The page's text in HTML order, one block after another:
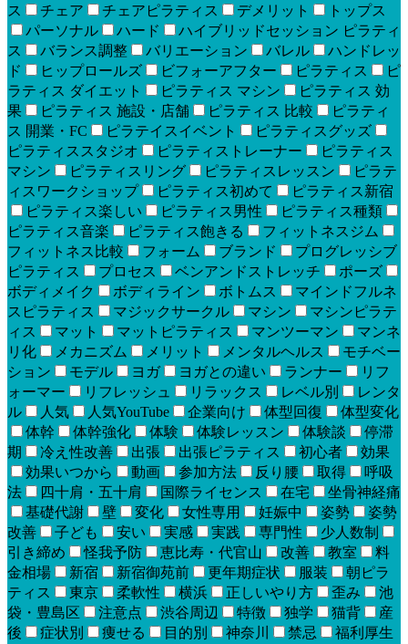
ス
チェア チェアピラティス デメリット
トップス
パーソナル
ハード
ハイブリッドセッション ピラティ
ス
バランス調整 バリエーション バレル
ハンドレッ
ド
ヒップロールズ ビフォーアフター ピラティス
ピ
ラティス ダイエット
ピラティス マシン
ピラティス 効
果
ピラティス 施設・店舗 ピラティス 比較
ピラティ
ス 開業・FC
ピラテイスイベント
ピラティスグッズ
ピラティススタジオ
ピラティストレーナー
ピラティス
マシン
ピラティスリング ピラティスレッスン
ピラテ
ィスワークショップ
ピラティス初めて
ピラティス新宿
ピラティス楽しい
ピラティス男性
ピラティス種類
ピラティス音楽
ピラティス飽きる
フィットネスジム
フィットネス比較
フォーム ブランド
プログレッシブ
ピラティス
プロセス ベンアンドストレッチ
ポーズ
ボディメイク
ボディライン ボトムス
マインドフルネ
スピラティス
マジックサークル マシン
マシンピラテ
ィス
マット マットピラティス マンツーマン
マンネ
リ化
メカニズム メリット メンタルヘルス
モチベー
ション
モデル ヨガ ヨガとの違い ランナー
リフ
ォーマー
リフレッシュ リラックス レベル別
レンタ
ル
人気 人気YouTube 企業向け 体型回復
体型変化
体幹
体幹強化 体験 体験レッスン 体験談
停滞
期
冷え性改善 出張 出張ピラティス 初心者
効果
効果いつから
動画 参加方法 反り腰 取得
呼吸
法
四十肩・五十肩 国際ライセンス 在宅
坐骨神経痛
基礎代謝
壁 変化 女性専用 妊娠中 姿勢
姿勢
改善
子ども 安い 実感 実践 専門性
少人数制
引き締め
怪我予防 恵比寿・代官山 改善 教室
料
金相場
新宿 新宿御苑前 更年期症状 服装
朝ピラ
ティス
東京 柔軟性 横浜 正しいやり方 歪み
池
袋・豊島区
注意点 渋谷周辺 特徴 独学 猫背
産
後
症状別 痩せる 目的別 神奈川 禁忌
福利厚生